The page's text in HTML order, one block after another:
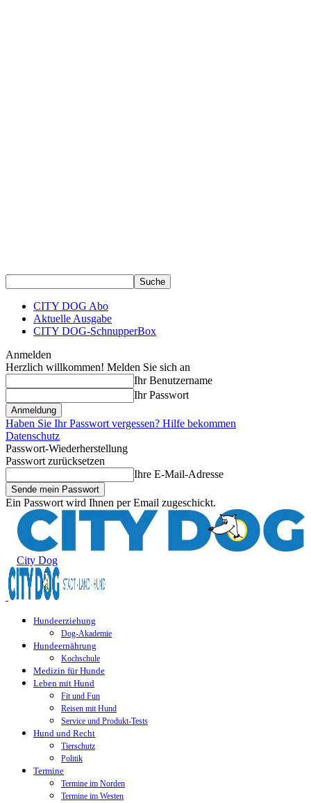
CITY DOG Abo
Aktuelle Ausgabe
CITY DOG-SchnupperBox
Anmelden
Herzlich willkommen! Melden Sie sich an
Ihr Benutzername
Ihr Passwort
Haben Sie Ihr Passwort vergessen? Hilfe bekommen
Datenschutz
Passwort-Wiederherstellung
Passwort zurücksetzen
Ihre E-Mail-Adresse
Ein Passwort wird Ihnen per Email zugeschickt.
City Dog
Hundeerziehung
Dog-Akademie
Hundeernährung
Kochschule
Medizin für Hunde
Leben mit Hund
Fit und Fun
Reisen mit Hund
Service und Produkt-Tests
Hund und Recht
Tierschutz
Politik
Termine
Termine im Norden
Termine im Westen